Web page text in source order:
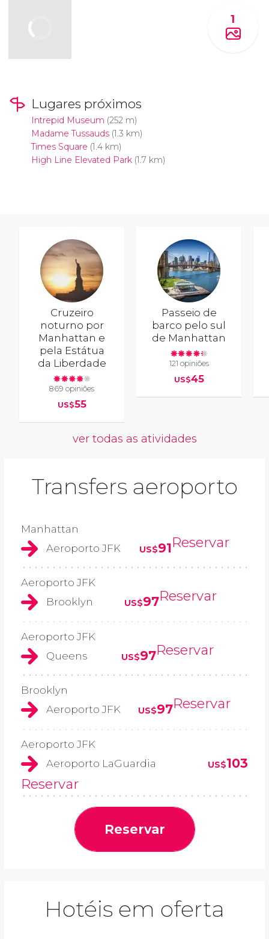
1
Lugares próximos
Intrepid Museum (252 m)
Madame Tussauds(1.3 km)
Times Square (1.4 km)
High Line Elevated Park(1.7 km)
Cruzeiro
noturno por
Manhattan e
pela Estátua
da Liberdade
869 opiniões
US$55
Passeio de
barco pelo sul
de Manhattan
121 opiniões
US$45
ver todas as atividades
Transfers aeroporto
Manhattan
Aeroporto JFK
US$91Reservar
Aeroporto JFK
Brooklyn
US$97Reservar
Aeroporto JFK
Queens
US$97Reservar
Brooklyn
Aeroporto JFK
US$97Reservar
Aeroporto JFK
Aeroporto LaGuardia
US$103
Reservar
Reservar
Hotéis em oferta